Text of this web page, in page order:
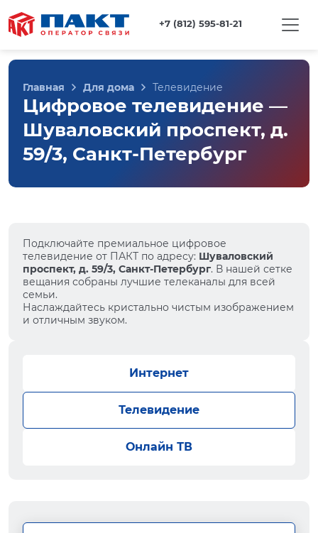
+7 (812) 595-81-21
Главная Для дома Телевидение
Цифровое телевидение —
Шуваловский проспект, д.
59/3, Санкт-Петербург
Подключайте премиальное цифровое
телевидение от ПАКТ по адресу: Шуваловский
проспект, д. 59/3, Санкт-Петербург. В нашей сетке
вещания собраны лучшие телеканалы для всей
семьи.
Наслаждайтесь кристально чистым изображением
и отличным звуком.
Интернет
Телевидение
Онлайн ТВ